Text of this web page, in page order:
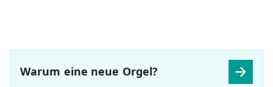
Warum eine neue Orgel?